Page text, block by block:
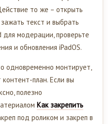
то же – открыть
текст и выбрать
для модерации, проверьте
и обновления iPadOS.
одновременно монтирует,
план. Если вы
полезно
Как закрепить
под роликом и закреп в